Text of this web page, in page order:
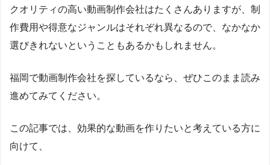
クオリティの高い動画制作会社はたくさんありますが、制
作費用や得意なジャンルはそれぞれ異なるので、なかなか
選びきれないということもあるかもしれません。
福岡で動画制作会社を探しているなら、ぜひこのまま読み
進めてみてください。
この記事では、効果的な動画を作りたいと考えている方に
向けて、